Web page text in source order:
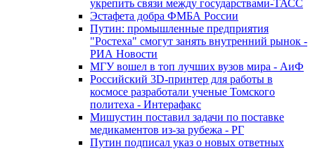
укрепить связи между государствами-ТАСС
Эстафета добра ФМБА России
Путин: промышленные предприятия
"Ростеха" смогут занять внутренний рынок -
РИА Новости
МГУ вошел в топ лучших вузов мира - АиФ
Российский 3D-принтер для работы в
космосе разработали ученые Томского
политеха - Интерафакс
Мишустин поставил задачи по поставке
медикаментов из-за рубежа - РГ
Путин подписал указ о новых ответных